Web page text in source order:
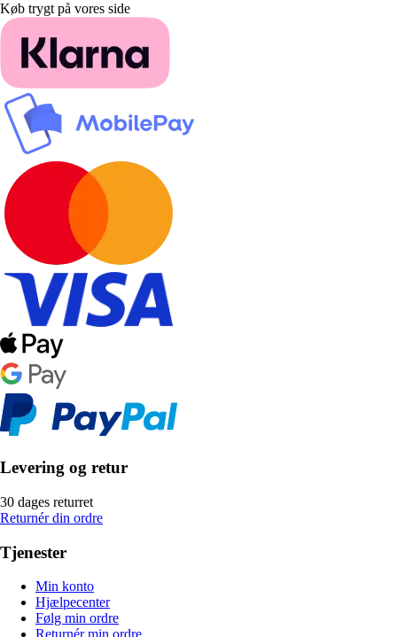
Køb trygt på vores side
Levering og retur
30 dages returret
Returnér din ordre
Tjenester
Min konto
Hjælpecenter
Følg min ordre